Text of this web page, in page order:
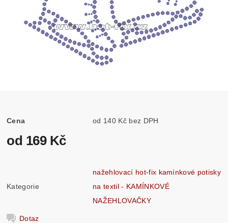
Cena od 140 Kč bez DPH
od 169 Kč
Kategorie
nažehlovací hot-fix kamínkové potisky
na textil - KAMÍNKOVÉ
NAŽEHLOVAČKY
Dotaz